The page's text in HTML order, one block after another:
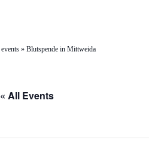
events » Blutspende in Mittweida
« All Events